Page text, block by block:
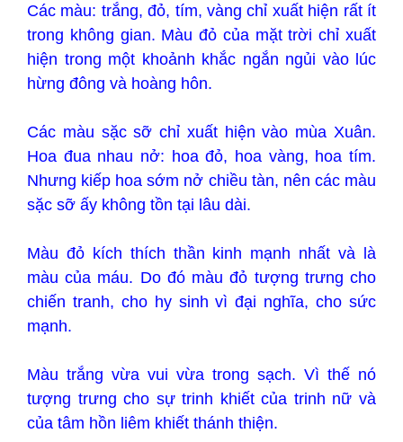
Các màu: trắng, đỏ, tím, vàng chỉ xuất hiện rất ít
trong không gian. Màu đỏ của mặt trời chỉ xuất
hiện trong một khoảnh khắc ngắn ngủi vào lúc
hừng đông và hoàng hôn.
Các màu sặc sỡ chỉ xuất hiện vào mùa Xuân.
Hoa đua nhau nở: hoa đỏ, hoa vàng, hoa tím.
Nhưng kiếp hoa sớm nở chiều tàn, nên các màu
sặc sỡ ấy không tồn tại lâu dài.
Màu đỏ kích thích thần kinh mạnh nhất và là
màu của máu. Do đó màu đỏ tượng trưng cho
chiến tranh, cho hy sinh vì đại nghĩa, cho sức
mạnh.
Màu trắng vừa vui vừa trong sạch. Vì thế nó
tượng trưng cho sự trinh khiết của trinh nữ và
của tâm hồn liêm khiết thánh thiện.